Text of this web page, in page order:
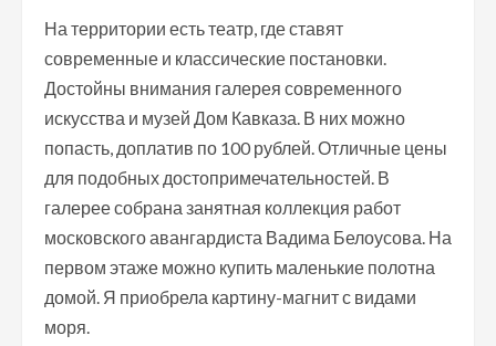
На территории есть театр, где ставят
современные и классические постановки.
Достойны внимания галерея современного
искусства и музей Дом Кавказа. В них можно
попасть, доплатив по 100 рублей. Отличные цены
для подобных достопримечательностей. В
галерее собрана занятная коллекция работ
московского авангардиста Вадима Белоусова. На
первом этаже можно купить маленькие полотна
домой. Я приобрела картину-магнит с видами
моря.